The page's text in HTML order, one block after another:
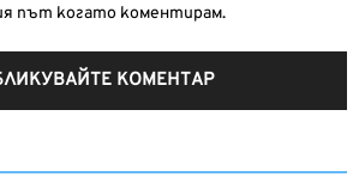
път когато коментирам.